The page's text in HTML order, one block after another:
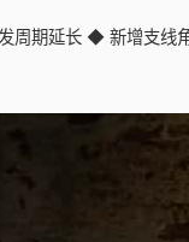
期延长 ◆ 新增支线